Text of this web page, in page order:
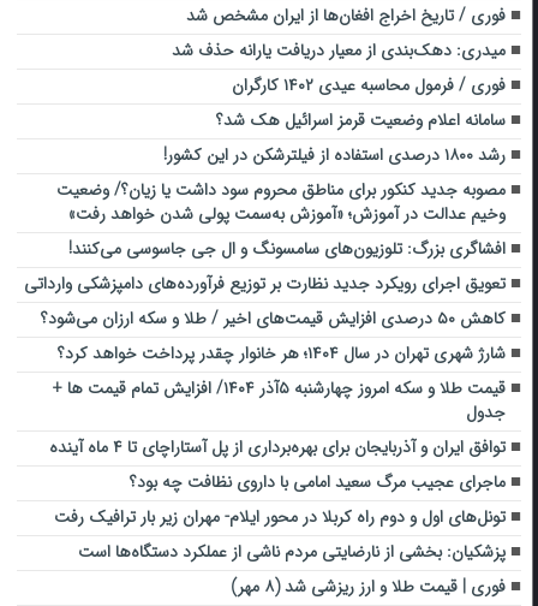
فوری / تاریخ اخراج افغان‌ها از ایران مشخص شد
میدری: دهک‌بندی از معیار دریافت یارانه حذف شد
فوری / فرمول محاسبه عیدی ۱۴۰۲ کارگران
سامانه اعلام وضعیت قرمز اسرائیل هک شد؟
رشد ۱۸۰۰ درصدی استفاده از فیلترشکن در این کشور!
مصوبه جدید کنکور برای مناطق محروم سود داشت یا زیان؟/ وضعیت
وخیم عدالت در آموزش؛ «آموزش به‌سمت پولی شدن خواهد رفت»
افشاگری بزرگ: تلوزیون‌های سامسونگ و ال جی جاسوسی می‌کنند!
تعویق اجرای رویکرد جدید نظارت بر توزیع فرآورده‌های دامپزشکی وارداتی
کاهش ۵۰ درصدی افزایش قیمت‌های اخیر / طلا و سکه ارزان می‌شود؟
شارژ شهری تهران در سال ۱۴۰۴؛ هر خانوار چقدر پرداخت خواهد کرد؟
قیمت طلا و سکه امروز چهارشنبه ۵آذر ۱۴۰۴/ افزایش تمام قیمت ها +
جدول
توافق ایران و آذربایجان برای بهره‌برداری از پل آستاراچای تا ۴ ماه آینده
ماجرای عجیب مرگ سعید امامی با داروی نظافت چه بود؟
تونل‌های اول و دوم راه کربلا در محور ایلام- مهران زیر بار ترافیک رفت
پزشکیان: بخشی از نارضایتی مردم ناشی از عملکرد دستگاه‌ها است
فوری | قیمت طلا و ارز ریزشی شد (۸ مهر)